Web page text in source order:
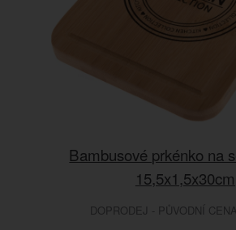
Bambusové prkénko na
15,5x1,5x30cm
DOPRODEJ - PŮVODNÍ